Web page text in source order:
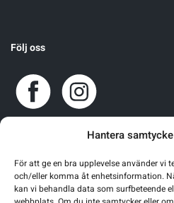
Hantera
För att ge en bra upplevelse använder vi
och/eller komma åt enhetsinformation.
kan vi behandla data som surfbeteende
Följ oss